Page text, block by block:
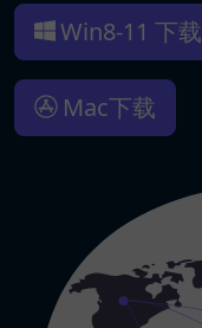
Win8-11 下载
Mac下载